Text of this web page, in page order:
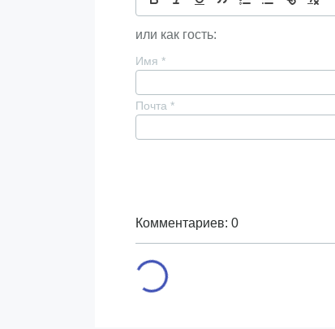
или как гость:
Имя *
Почта *
Комментариев: 0